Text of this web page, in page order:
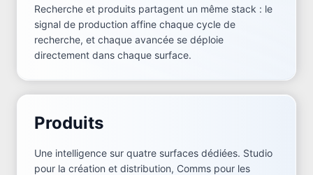
Recherche et produits partagent un même stack : le
signal de production affine chaque cycle de
recherche, et chaque avancée se déploie
directement dans chaque surface.
Produits
Une intelligence sur quatre surfaces dédiées. Studio
pour la création et distribution, Comms pour les